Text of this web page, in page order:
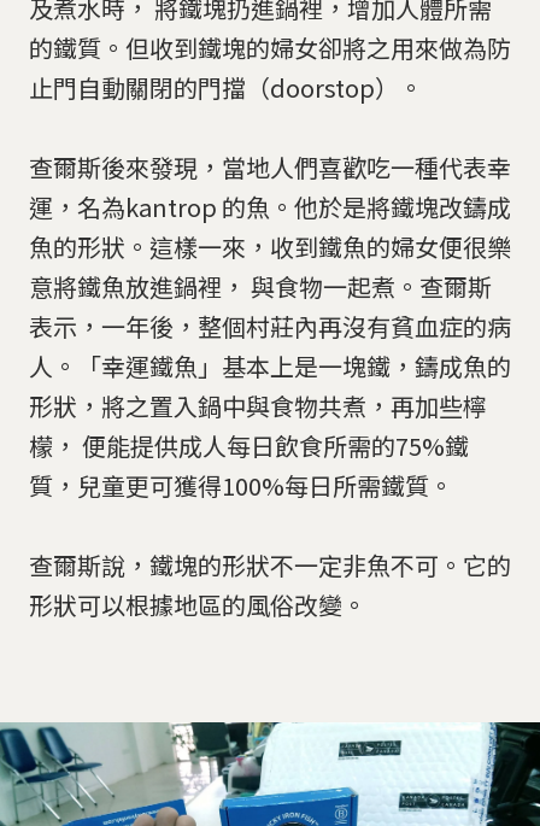
及煮水時， 將鐵塊扔進鍋裡，增加人體所需
的鐵質。但收到鐵塊的婦女卻將之用來做為防
止門自動關閉的門擋（doorstop）。
查爾斯後來發現，當地人們喜歡吃一種代表幸
運，名為kantrop 的魚。他於是將鐵塊改鑄成
魚的形狀。這樣一來，收到鐵魚的婦女便很樂
意將鐵魚放進鍋裡， 與食物一起煮。查爾斯
表示，一年後，整個村莊內再沒有貧血症的病
人。「幸運鐵魚」基本上是一塊鐵，鑄成魚的
形狀，將之置入鍋中與食物共煮，再加些檸
檬， 便能提供成人每日飲食所需的75%鐵
質，兒童更可獲得100%每日所需鐵質。
查爾斯說，鐵塊的形狀不一定非魚不可。它的
形狀可以根據地區的風俗改變。